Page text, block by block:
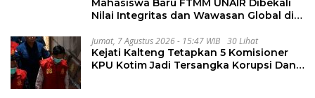
Mahasiswa Baru FTMM UNAIR Dibekali
Nilai Integritas dan Wawasan Global di
Jumat, 7 Agustus 2026 - 15:47 WIB 30 Lihat
Kejati Kalteng Tetapkan 5 Komisioner
KPU Kotim Jadi Tersangka Korupsi Dana